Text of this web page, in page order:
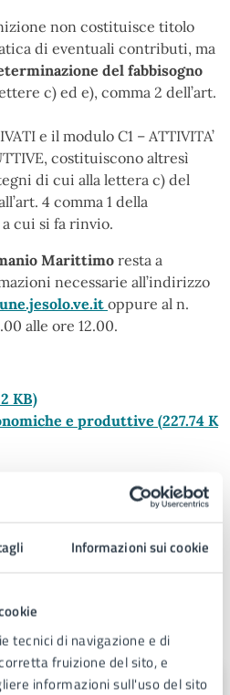
Informazioni sui cookie
tecnici di navigazione e di
fruizione del sito, e
informazioni sull'uso del sito
non costituisce titolo
di eventuali contributi, ma
del fabbisogno
c) ed e), comma 2 dell’art.
e il modulo C1 – ATTIVITA’
costituiscono altresì
di cui alla lettera c) del
4 comma 1 della
a cui si fa rinvio.
Marittimo resta a
necessarie all’indirizzo
oppure al n.
alle ore 12.00.
KB)
e produttive (227.74 K
2 gennaio 2018: Codice della
luglio 2024